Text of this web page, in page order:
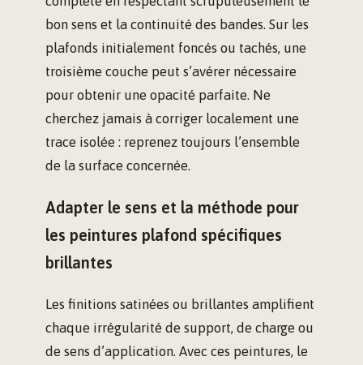
bon sens et la continuité des bandes. Sur les
plafonds initialement foncés ou tachés, une
troisième couche peut s’avérer nécessaire
pour obtenir une opacité parfaite. Ne
cherchez jamais à corriger localement une
trace isolée : reprenez toujours l’ensemble
de la surface concernée.
Adapter le sens et la méthode pour
les peintures plafond spécifiques
brillantes
Les finitions satinées ou brillantes amplifient
chaque irrégularité de support, de charge ou
de sens d’application. Avec ces peintures, le